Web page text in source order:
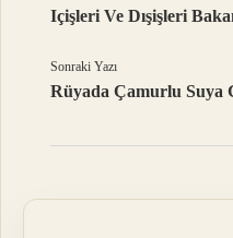
Içişleri Ve Dışişleri
Sonraki Yazı
Rüyada Çamurlu Suya